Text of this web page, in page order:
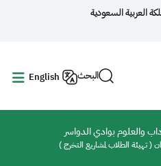
العربية السعودية
البحث English
والعلوم بوادي الدواسر
( تهيئة الطلاب لمشاريع التخرج )